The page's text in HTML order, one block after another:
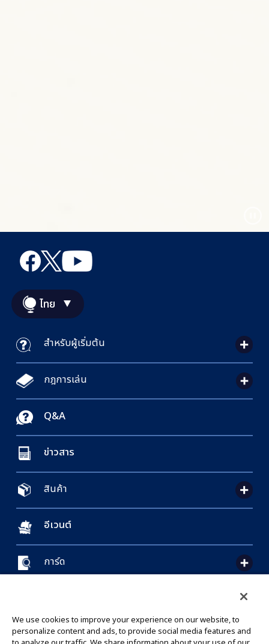
ไทย
สำหรับผู้เริ่มต้น
กฎการเล่น
Q&A
ข่าวสาร
สินค้า
อีเวนต์
การ์ด
GLOBAL ENTRANCE
We use cookies to improve your experience on our website, to
personalize content and ads, to provide social media features and